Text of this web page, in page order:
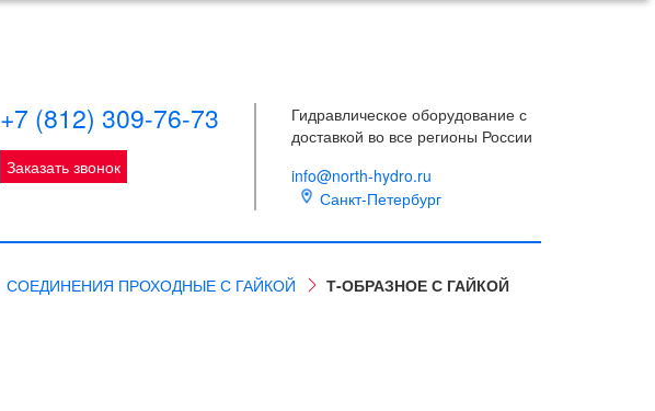
+7 (812) 309-76-73
Заказать звонок
Гидравлическое оборудование с
доставкой во все регионы России
info@north-hydro.ru
Санкт-Петербург
СОЕДИНЕНИЯ ПРОХОДНЫЕ С ГАЙКОЙ Т-ОБРАЗНОЕ С ГАЙКОЙ